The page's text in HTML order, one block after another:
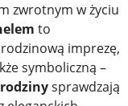
zwrotnym w życiu
to
imprezę,
symboliczną –
sprawdzają